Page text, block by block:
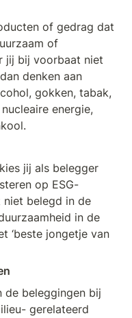
of gedrag dat
of
jij bij voorbaat niet
denken aan
gokken, tabak,
energie,
jij als belegger
op ESG-
belegd in de
in de
‘beste jongetje van
de beleggingen bij
gerelateerd